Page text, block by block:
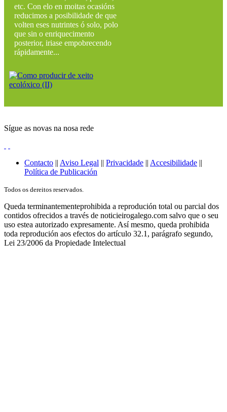
etc. Con elo en moitas ocasións
reducimos a posibilidade de que
volten eses nutrintes ó solo, polo
que sin o enriquecimento
posterior, iriase empobrecendo
rápidamente...
Sígue as novas na nosa rede
Contacto || Aviso Legal || Privacidade || Accesibilidade ||
Política de Publicación
Todos os dereitos reservados.
Queda terminantementeprohibida a reprodución total ou parcial dos
contidos ofrecidos a través de noticieirogalego.com salvo que o seu
uso estea autorizado expresamente. Así mesmo, queda prohibida
toda reprodución aos efectos do artículo 32.1, parágrafo segundo,
Lei 23/2006 da Propiedade Intelectual